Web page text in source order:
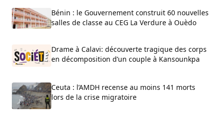
Bénin : le Gouvernement construit 60 nouvelles
salles de classe au CEG La Verdure à Ouèdo
Drame à Calavi: découverte tragique des corps
en décomposition d’un couple à Kansounkpa
Ceuta : l’AMDH recense au moins 141 morts
lors de la crise migratoire